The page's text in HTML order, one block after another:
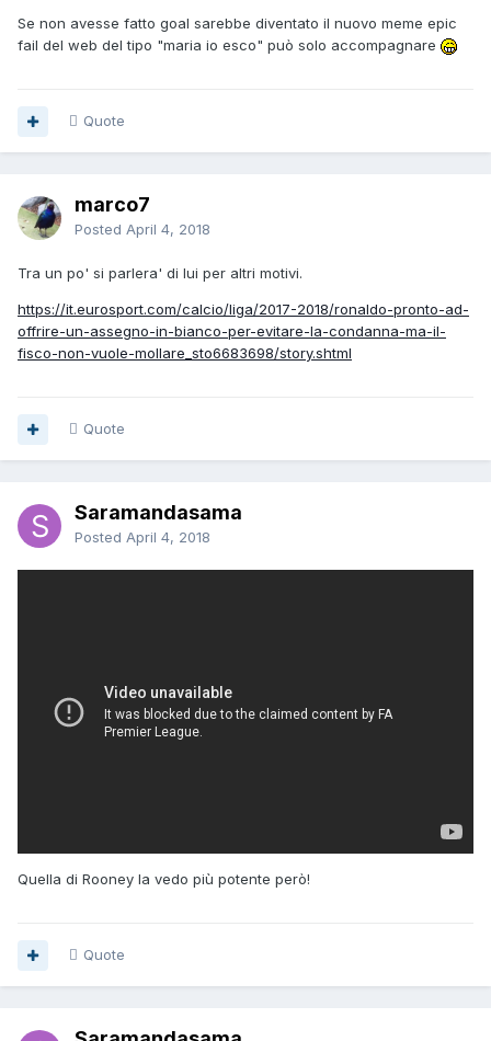
Se non avesse fatto goal sarebbe diventato il nuovo meme epic
fail del web del tipo "maria io esco" può solo accompagnare
Quote
marco7
Posted April 4, 2018
Tra un po' si parlera' di lui per altri motivi.
https://it.eurosport.com/calcio/liga/2017-2018/ronaldo-pronto-ad-
offrire-un-assegno-in-bianco-per-evitare-la-condanna-ma-il-
fisco-non-vuole-mollare_sto6683698/story.shtml
Quote
Saramandasama
Posted April 4, 2018
Quella di Rooney la vedo più potente però!
Quote